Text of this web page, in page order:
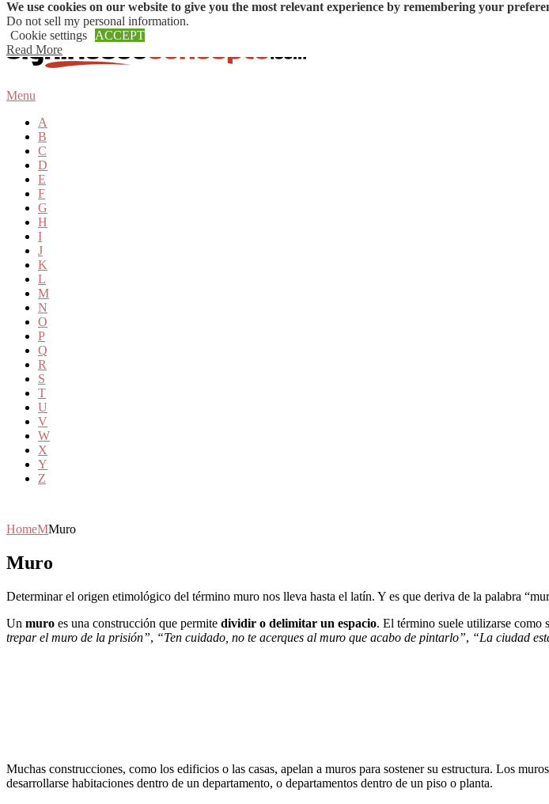
Skip to content
Menu
A
B
C
D
E
F
G
H
I
J
K
L
M
N
O
P
Q
R
S
T
U
V
W
X
Y
Z
HomeMMuro
Muro
Determinar el origen etimológico del término muro nos lleva hasta el latín. Y es que deriva de la palabra
Un muro es una construcción que permite dividir o delimitar un espacio. El término suele utilizarse como
trepar el muro de la prisión”, “Ten cuidado, no te acerques al muro que acabo de pintarlo”, “La ciudad
Muchas construcciones, como los edificios o las casas, apelan a muros para sostener su estructura. Los
desarrollarse habitaciones dentro de un departamento, o departamentos dentro de un piso o planta.
We use cookies on our website to give you the most relevant experience by remembering your
Do not sell my personal information.
Cookie settings
ACCEPT
Read More